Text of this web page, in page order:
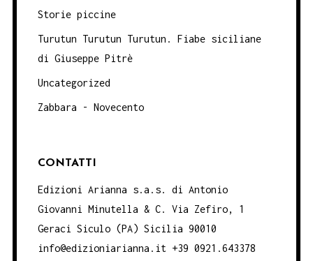
Storie piccine
Turutun Turutun Turutun. Fiabe siciliane
di Giuseppe Pitrè
Uncategorized
Zabbara - Novecento
CONTATTI
Edizioni Arianna s.a.s. di Antonio
Giovanni Minutella & C. Via Zefiro, 1
Geraci Siculo (PA) Sicilia 90010
info@edizioniarianna.it +39 0921.643378